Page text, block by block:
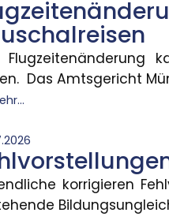
Flugzeitenänderung
Das Amtsgericht
korrigieren
nimmt
gesetzlichen